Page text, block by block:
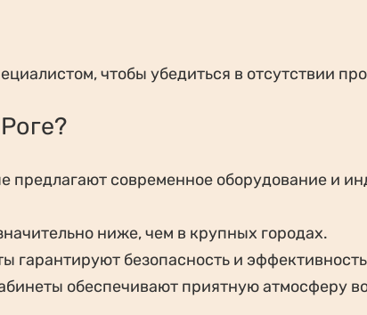
чтобы убедиться в отсутствии
предлагают современное оборудование и
ниже, чем в крупных городах.
гарантируют безопасность и
обеспечивают приятную атмосферу